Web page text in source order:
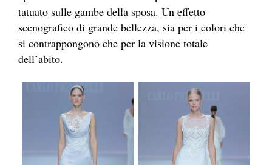
tatuato sulle gambe della sposa. Un effetto
scenografico di grande bellezza, sia per i colori che
si contrappongono che per la visione totale
dell’abito.